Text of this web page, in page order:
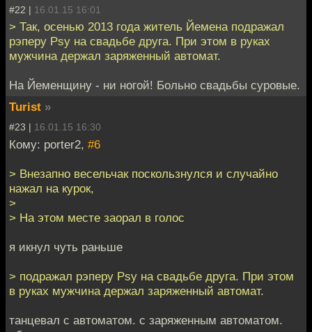
#22 | 16.01.15 16:01
> Так, осенью 2013 года житель Йемена подражал
рэперу Psy на свадьбе друга. При этом в руках
мужчина держал заряженный автомат.
На Йеменщину - ни ногой! Больно свадьбы суровые.
Turist »
#23 | 16.01.15 16:30
Кому: porter2, #6
> Внезапно весельчак поскользнулся и случайно
нажал на курок,
>
> На этом месте заорал в голос
я икнул чуть раньше
> подражал рэперу Psy на свадьбе друга. При этом
в руках мужчина держал заряженный автомат.
танцевал с автоматом. с заряженным автоматом.